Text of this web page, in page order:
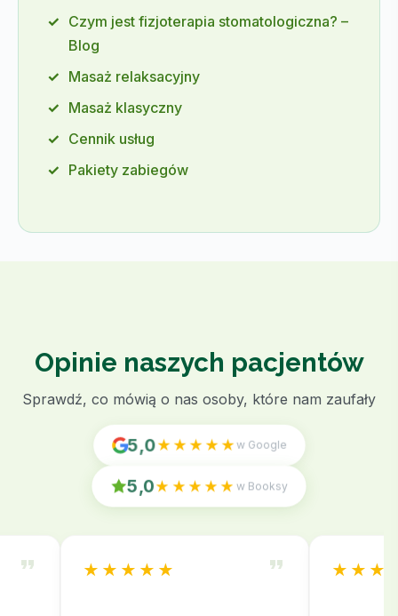
Czym jest fizjoterapia stomatologiczna? –
Blog
Masaż relaksacyjny
Masaż klasyczny
Cennik usług
Pakiety zabiegów
Opinie naszych pacjentów
Sprawdź, co mówią o nas osoby, które nam zaufały
5,0★★★★★w Google
5,0★★★★★ w Booksy
★★★★★